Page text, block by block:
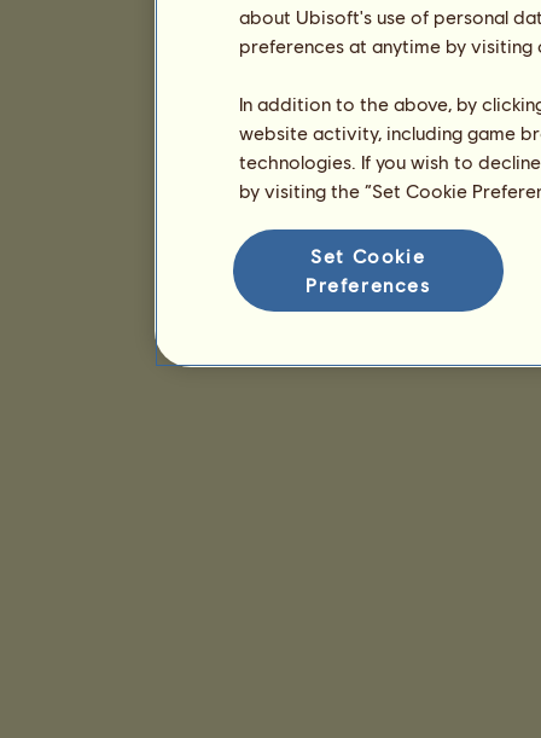
about Ubisoft's use of personal
preferences at anytime by
In addition to the above, by
website activity, including game
technologies. If you wish to
by visiting the “Set Cookie
Set Cookie
Preferences